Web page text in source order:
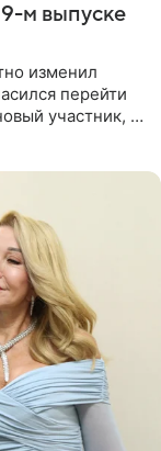
м выпуске
изменил
перейти
участник, а